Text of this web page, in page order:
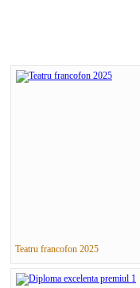
Teatru francofon 2025